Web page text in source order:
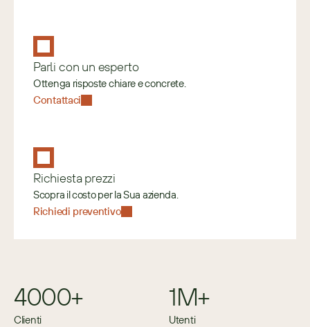
Parli con un esperto
Ottenga risposte chiare e concrete.
Contattaci
Richiesta prezzi
Scopra il costo per la Sua azienda.
Richiedi preventivo
4000+
Clienti
1M+
Utenti